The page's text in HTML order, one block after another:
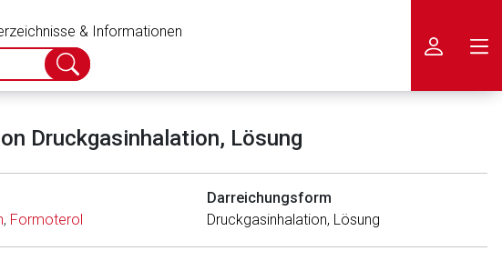
& Informationen
Suche
abschicken
Druckgasinhalation, Lösung
, Formoterol
Darreichungsform
Druckgasinhalation, Lösung